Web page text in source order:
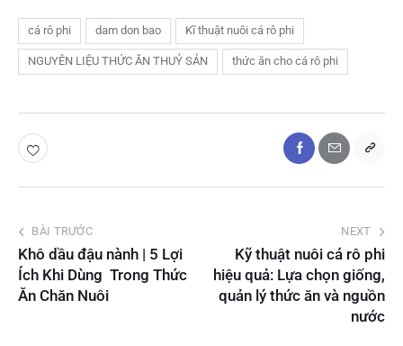
cá rô phi dam don bao Kĩ thuật nuôi cá rô phi
NGUYÊN LIỆU THỨC ĂN THUỶ SẢN thức ăn cho cá rô phi
BÀI TRƯỚC
Khô dầu đậu nành | 5 Lợi
Ích Khi Dùng Trong Thức
Ăn Chăn Nuôi
NEXT
Kỹ thuật nuôi cá rô phi
hiệu quả: Lựa chọn giống,
quản lý thức ăn và nguồn
nước